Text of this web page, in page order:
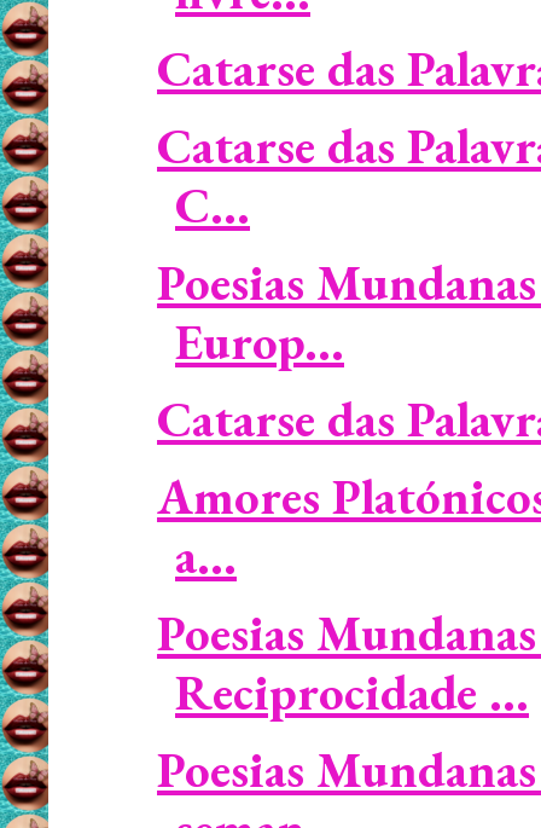
Catarse das
Catarse das
C...
Poesias
Europ...
Catarse das
Amores
a...
Poesias
Reciprocidade ...
Poesias